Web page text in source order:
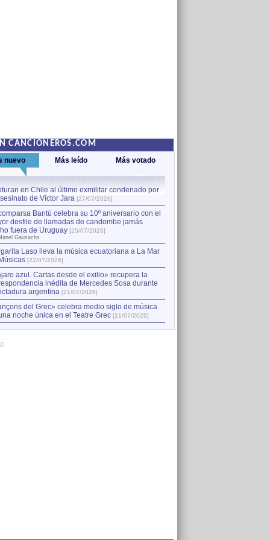
CANCIONEROS.COM
nuevo Más leído Más votado
en Chile al último exmilitar condenado por
de Víctor Jara [27/07/2026]
Bantú celebra su 10º aniversario con el
desfile de llamadas de candombe jamás
fuera de Uruguay [25/07/2026]
Gausachs
Laso lleva la música ecuatoriana a La Mar
[22/07/2026]
azul. Cartas desde el exilio» recupera la
inédita de Mercedes Sosa durante
argentina [21/07/2026]
del Grec» celebra medio siglo de música
noche única en el Teatre Grec [21/07/2026]